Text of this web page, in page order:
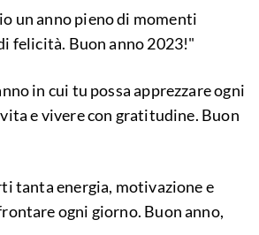
un anno pieno di momenti
felicità. Buon anno 2023!"
in cui tu possa apprezzare ogni
e vivere con gratitudine. Buon
tanta energia, motivazione e
ogni giorno. Buon anno,